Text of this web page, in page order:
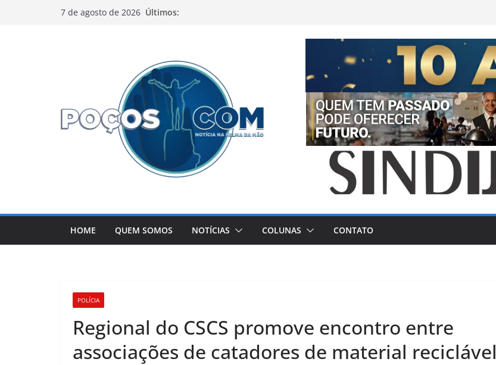
7 de agosto de 2026 Últimos:
HOME QUEM SOMOS NOTÍCIAS COLUNAS CONTATO
POLÍCIA
Regional do CSCS promove encontro entre
associações de catadores de material reciclável